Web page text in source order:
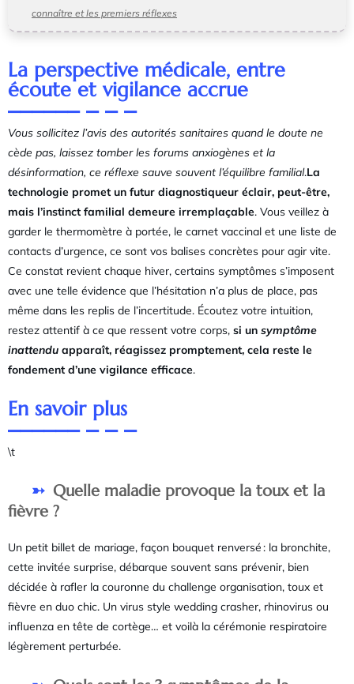
connaître et les premiers réflexes
La perspective médicale, entre
écoute et vigilance accrue
Vous sollicitez l’avis des autorités sanitaires quand le doute ne
cède pas, laissez tomber les forums anxiogènes et la
désinformation, ce réflexe sauve souvent l’équilibre familial.La
technologie promet un futur diagnostiqueur éclair, peut-être,
mais l’instinct familial demeure irremplaçable. Vous veillez à
garder le thermomètre à portée, le carnet vaccinal et une liste de
contacts d’urgence, ce sont vos balises concrètes pour agir vite.
Ce constat revient chaque hiver, certains symptômes s’imposent
avec une telle évidence que l’hésitation n’a plus de place, pas
même dans les replis de l’incertitude. Écoutez votre intuition,
restez attentif à ce que ressent votre corps, si un symptôme
inattendu apparaît, réagissez promptement, cela reste le
fondement d’une vigilance efficace.
En savoir plus
\t
Quelle maladie provoque la toux et la
fièvre ?
Un petit billet de mariage, façon bouquet renversé : la bronchite,
cette invitée surprise, débarque souvent sans prévenir, bien
décidée à rafler la couronne du challenge organisation, toux et
fièvre en duo chic. Un virus style wedding crasher, rhinovirus ou
influenza en tête de cortège… et voilà la cérémonie respiratoire
légèrement perturbée.